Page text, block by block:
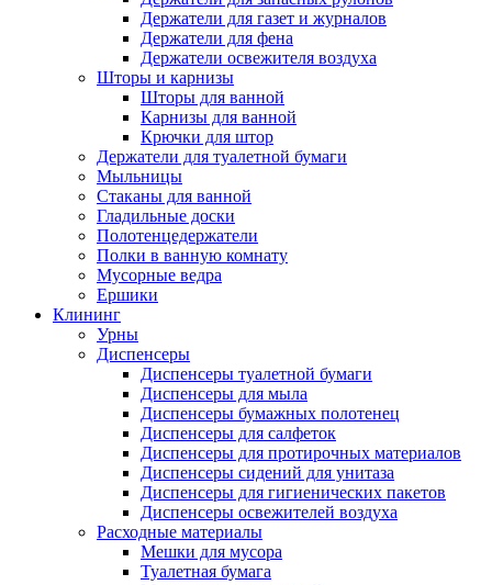
Держатели для газет и журналов
Держатели для фена
Держатели освежителя воздуха
Шторы и карнизы
Шторы для ванной
Карнизы для ванной
Крючки для штор
Держатели для туалетной бумаги
Мыльницы
Стаканы для ванной
Гладильные доски
Полотенцедержатели
Полки в ванную комнату
Мусорные ведра
Ершики
Клининг
Урны
Диспенсеры
Диспенсеры туалетной бумаги
Диспенсеры для мыла
Диспенсеры бумажных полотенец
Диспенсеры для салфеток
Диспенсеры для протирочных материалов
Диспенсеры сидений для унитаза
Диспенсеры для гигиенических пакетов
Диспенсеры освежителей воздуха
Расходные материалы
Мешки для мусора
Туалетная бумага